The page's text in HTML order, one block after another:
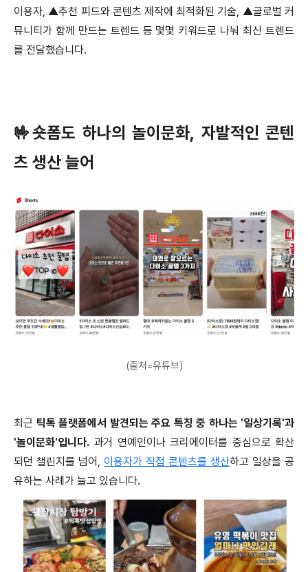
이용자, ▲추천 피드와 콘텐츠 제작에 최적화된 기술, ▲글로벌 커
뮤니티가 함께 만드는 트렌드 등 몇몇 키워드로 나눠 최신 트렌드
를 전달했습니다.
🤟숏폼도 하나의 놀이문화, 자발적인 콘텐
츠 생산 늘어
(출처=유튜브)
최근 틱톡 플랫폼에서 발견되는 주요 특징 중 하나는 '일상기록'과
'놀이문화'입니다. 과거 연예인이나 크리에이터를 중심으로 확산
되던 챌린지를 넘어, 이용자가 직접 콘텐츠를 생산하고 일상을 공
유하는 사례가 늘고 있습니다.